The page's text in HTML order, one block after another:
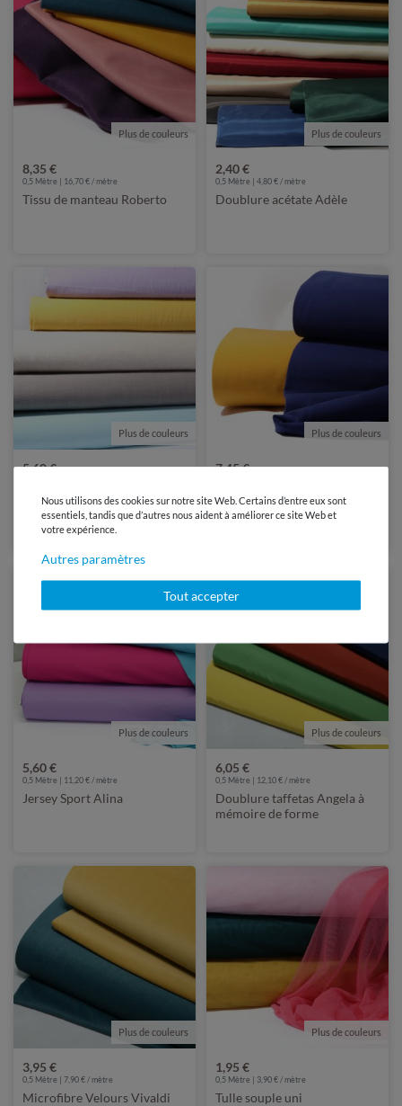
Plus de couleurs
8,35 €
0,5 Mètre | 16,70 € / mètre
Tissu de manteau Roberto
Plus de couleurs
2,40 €
0,5 Mètre | 4,80 € / mètre
Doublure acétate Adèle
Plus de couleurs
5,60 €
Tissu robes et blouses
Valentina
Plus de couleurs
7,45 €
Tissu de manteau Scott
Plus de couleurs
5,60 €
0,5 Mètre | 11,20 € / mètre
Jersey Sport Alina
Plus de couleurs
6,05 €
0,5 Mètre | 12,10 € / mètre
Doublure taffetas Angela à
mémoire de forme
Plus de couleurs
3,95 €
0,5 Mètre | 7,90 € / mètre
Microfibre Velours Vivaldi
Plus de couleurs
1,95 €
0,5 Mètre | 3,90 € / mètre
Tulle souple uni
Nous utilisons des cookies sur notre site Web. Certains d’entre eux sont
essentiels, tandis que d’autres nous aident à améliorer ce site Web et
votre expérience.
Autres paramètres
Tout accepter